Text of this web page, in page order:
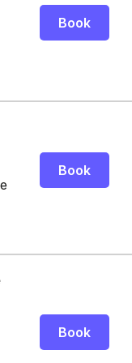
Book
Book
Book